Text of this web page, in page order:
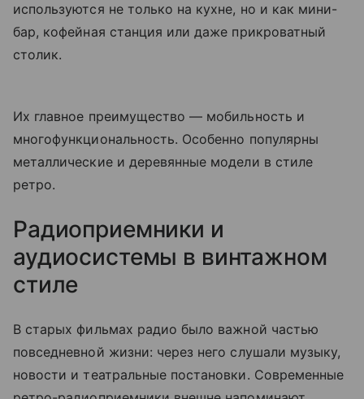
используются не только на кухне, но и как мини-
бар, кофейная станция или даже прикроватный
столик.
Их главное преимущество — мобильность и
многофункциональность. Особенно популярны
металлические и деревянные модели в стиле
ретро.
Радиоприемники и
аудиосистемы в винтажном
стиле
В старых фильмах радио было важной частью
повседневной жизни: через него слушали музыку,
новости и театральные постановки. Современные